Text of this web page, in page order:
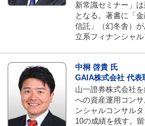
新常識セミナー」
となる。著書に「
信託」（幻冬舎）
立系フィナンシャ
中桐 啓貴 氏
GAIA株式会社 代表
山一證券株式会社
への資産運用コン
ンシャルコンサル
10の成績を残す。